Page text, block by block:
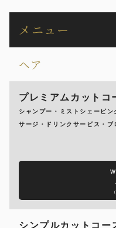
メニュー
ヘア
プレミアムカットコ
シャンプー・ミストシェービ
サージ・ドリンクサービス・ブ
シンプルカットコー